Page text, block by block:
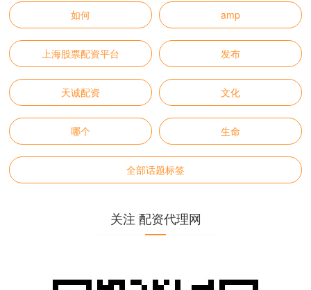
如何 amp
上海股票配资平台 发布
天诚配资 文化
哪个 生命
全部话题标签
关注 配资代理网